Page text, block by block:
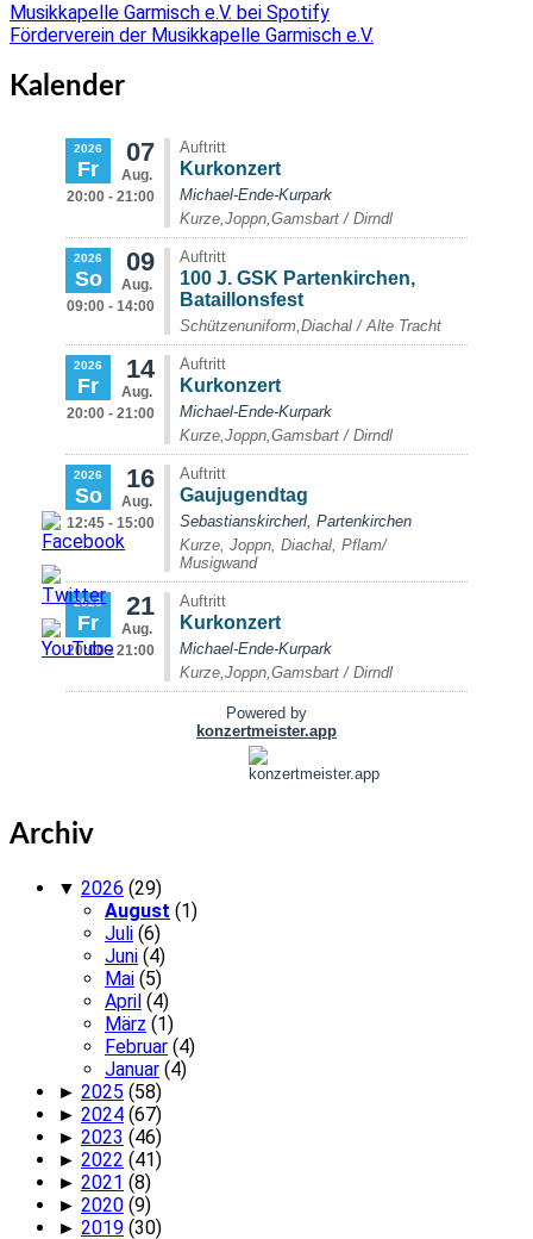
Musikkapelle Garmisch e.V. bei Spotify
Förderverein der Musikkapelle Garmisch e.V.
Kalender
Archiv
▼ 2026 (29)
August (1)
Juli (6)
Juni (4)
Mai (5)
April (4)
März (1)
Februar (4)
Januar (4)
► 2025 (58)
► 2024 (67)
► 2023 (46)
► 2022 (41)
► 2021 (8)
► 2020 (9)
► 2019 (30)